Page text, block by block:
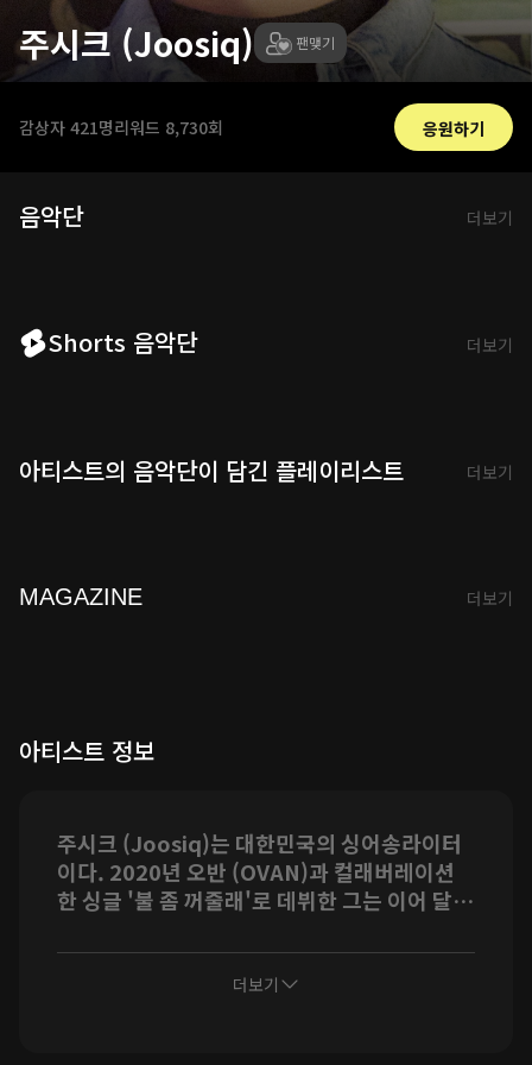
주시크 (Joosiq) 팬맺기
감상자 421명리워드 8,730회 응원하기
음악단 더보기
Shorts 음악단 더보기
아티스트의 음악단이 담긴 플레이리스트 더보기
MAGAZINE 더보기
아티스트 정보
주시크 (Joosiq)는 대한민국의 싱어송라이터
이다. 2020년 오반 (OVAN)과 컬래버레이션
한 싱글 '불 좀 꺼줄래'로 데뷔한 그는 이어 달콤
생각해' 등을 통해 독보적인 음색을 선보이며
리스너들을 사로잡았다. 2022년 3월에 공개한
더보기